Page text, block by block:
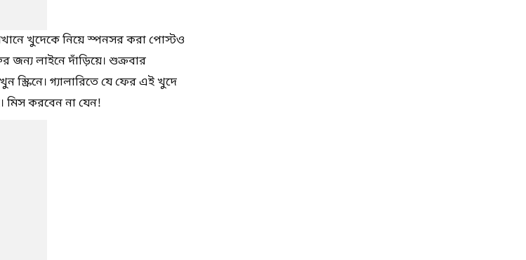
খুদেকে নিয়ে স্পনসর করা পোস্টও
জন্য লাইনে দাঁড়িয়ে। শুক্রবার
স্ক্রিনে। গ্যালারিতে যে ফের এই খুদে
মিস করবেন না যেন!